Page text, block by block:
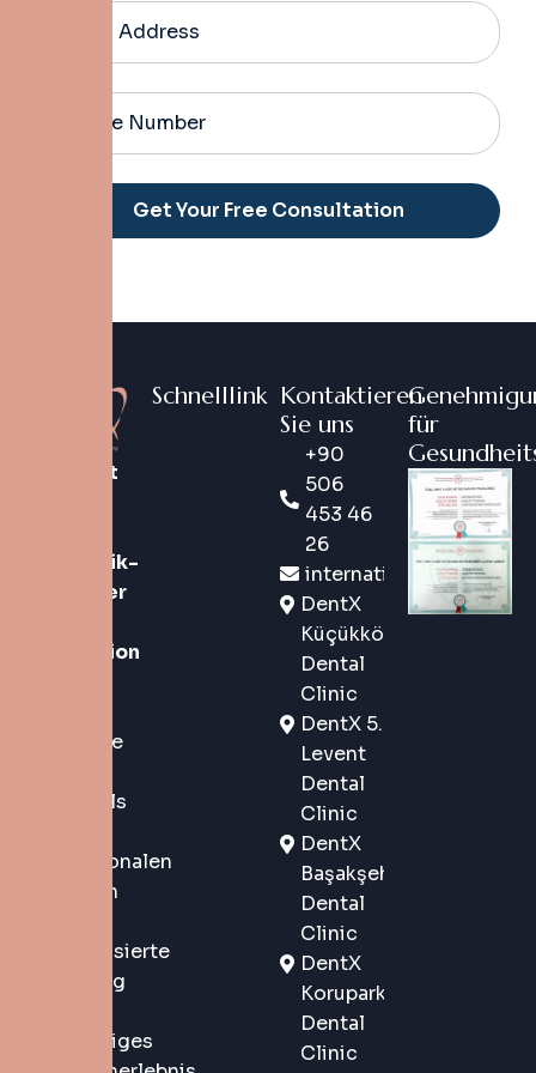
DentX ist
Zahnklinik-
Marke der
Generation
Türkei, die
lokalen als
internationalen
Patienten
personalisierte
Betreuung
erstklassiges
Schnelllink Kontaktieren
Sie uns
+90
506
453 46
26
DentX
Küçükköy
Dental
Clinic
DentX 5.
Levent
Dental
Clinic
DentX
Başakşehir
Dental
Clinic
DentX
Korupark
Dental
Clinic
für